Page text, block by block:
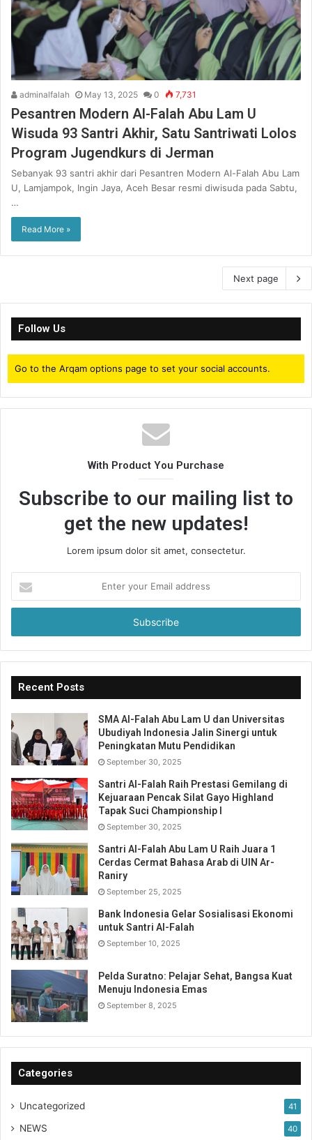
adminalfalah May 13, 2025 0 7,731
Pesantren Modern Al-Falah Abu Lam U
Wisuda 93 Santri Akhir, Satu Santriwati Lolos
Program Jugendkurs di Jerman
Sebanyak 93 santri akhir dari Pesantren Modern Al-Falah Abu Lam
U, Lamjampok, Ingin Jaya, Aceh Besar resmi diwisuda pada Sabtu,
…
Read More »
Next page
Follow Us
Go to the Arqam options page to set your social accounts.
With Product You Purchase
Subscribe to our mailing list to
get the new updates!
Lorem ipsum dolor sit amet, consectetur.
your
Email
Recent Posts
SMA Al-Falah Abu Lam U dan Universitas
Ubudiyah Indonesia Jalin Sinergi untuk
Peningkatan Mutu Pendidikan
September 30, 2025
Santri Al-Falah Raih Prestasi Gemilang di
Kejuaraan Pencak Silat Gayo Highland
Tapak Suci Championship I
September 30, 2025
Santri Al-Falah Abu Lam U Raih Juara 1
Cerdas Cermat Bahasa Arab di UIN Ar-
Raniry
September 25, 2025
Bank Indonesia Gelar Sosialisasi Ekonomi
untuk Santri Al-Falah
September 10, 2025
Pelda Suratno: Pelajar Sehat, Bangsa Kuat
Menuju Indonesia Emas
September 8, 2025
Categories
Uncategorized 41
NEWS 40